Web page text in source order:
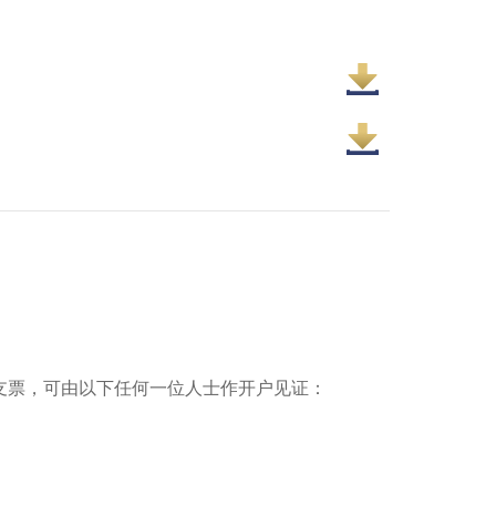
，可由以下任何一位人士作开户见证：